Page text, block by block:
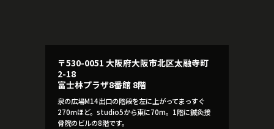
〒530-0051 大阪府大阪市北区太融寺町
2-18
富士林プラザ8番館 8階
泉の広場M14出口の階段を左に上がってまっすぐ
270ｍほど。studio5から東に70m。1階に鍼灸接
骨院のビルの8階です。